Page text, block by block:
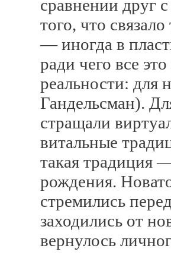
сравнении друг
того, что
— иногда в
ради чего все
реальности: для
Гандельсман).
стращали
витальные
такая традиция
рождения.
стремились
заходились от
вернулось